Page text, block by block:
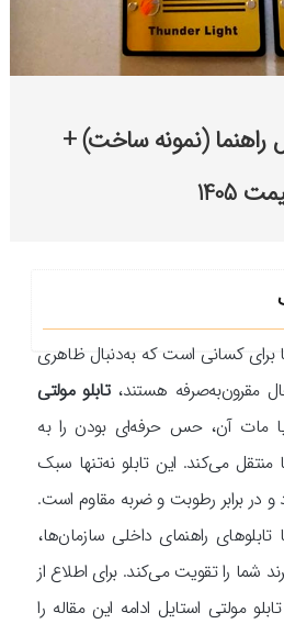
راهنما (نمونه ساخت) +
1405
برای کسانی است که به‌دنبال ظاهری
مقرون‌به‌صرفه هستند،تابلو مولتی
مات آن، حس حرفه‌ای بودن را به
می‌کند. این تابلو نه‌تنها سبک
و در برابر رطوبت و ضربه مقاوم است.
تابلوهای راهنمای داخلی سازمان‌ها،
شما را تقویت می‌کند. برای اطلاع از
مولتی استایل ادامه این مقاله را